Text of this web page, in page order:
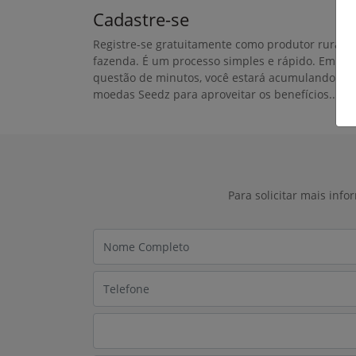
Cadastre-se
Registre-se gratuitamente como produtor rural ou
fazenda. É um processo simples e rápido. Em
questão de minutos, você estará acumulando
moedas Seedz para aproveitar os benefícios..
Para solicitar mais